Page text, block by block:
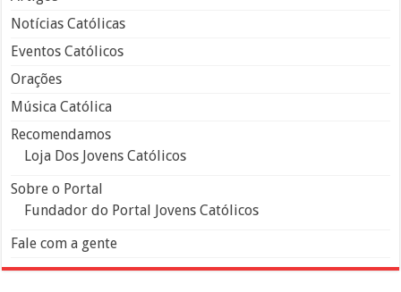
Notícias Católicas
Eventos Católicos
Orações
Música Católica
Recomendamos
Loja Dos Jovens Católicos
Sobre o Portal
Fundador do Portal Jovens Católicos
Fale com a gente